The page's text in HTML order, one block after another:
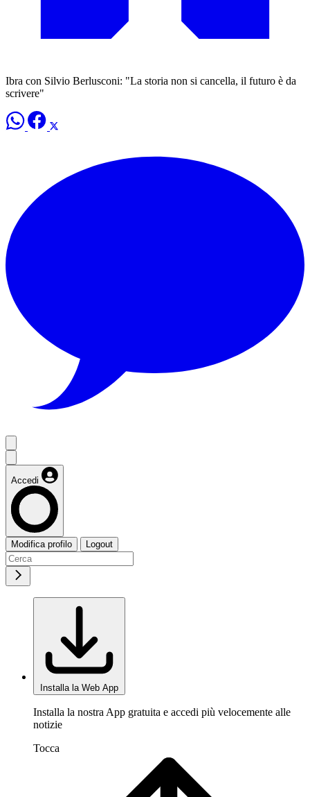
Ibra con Silvio Berlusconi: "La storia non si cancella, il futuro è da
scrivere"
Accedi
Modifica profilo Logout
Installa la Web App
Installa la nostra App gratuita e accedi più velocemente alle
notizie
Tocca